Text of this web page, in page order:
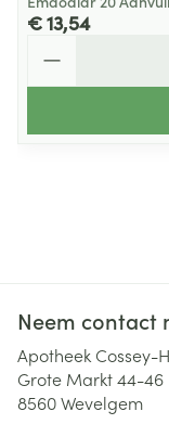
€ 13,54
Neem contact
Apotheek Cossey-
Grote Markt 44-46
8560Wevelgem